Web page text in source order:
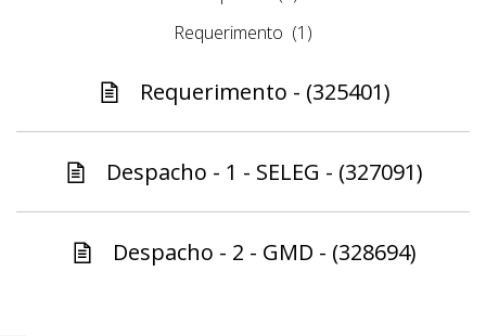
Requerimento (1)
Requerimento - (325401)
Despacho - 1 - SELEG - (327091)
Despacho - 2 - GMD - (328694)